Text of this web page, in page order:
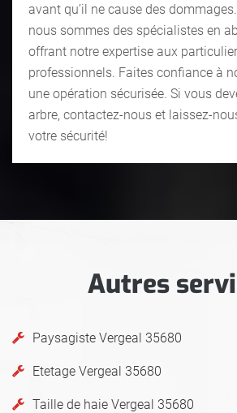
avant qu’il ne cause des
nous sommes des spécialistes en
offrant notre expertise aux
professionnels. Faites confiance à
une opération sécurisée. Si vous
arbre, contactez-nous et laissez-
votre sécurité!
Autres
Paysagiste Vergeal 35680
Etetage Vergeal 35680
Taille de haie Vergeal 35680